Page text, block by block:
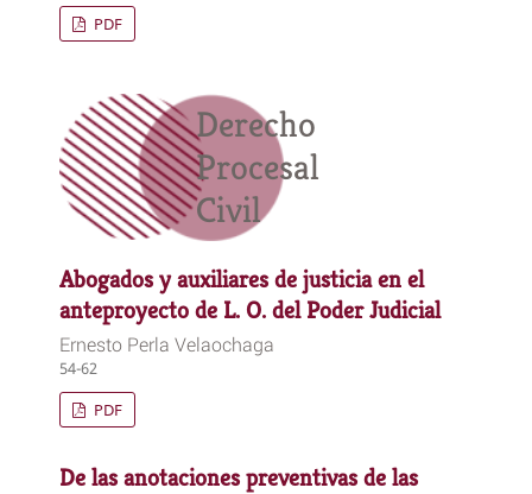
PDF
Derecho
Procesal
Civil
Abogados y auxiliares de justicia en el
anteproyecto de L. O. del Poder Judicial
Ernesto Perla Velaochaga
54-62
PDF
De las anotaciones preventivas de las